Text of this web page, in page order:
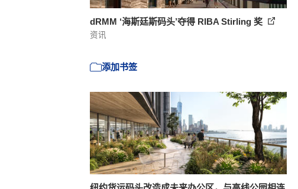
dRMM ‘海斯廷斯码头’夺得 RIBA Stirling 奖
资讯
添加书签